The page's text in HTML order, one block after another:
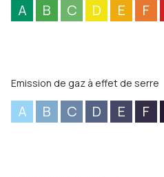
A B C D E F
Emission de gaz à effet de serre
A B C D E F